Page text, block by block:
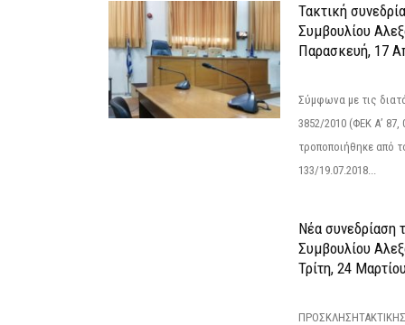
Τακτική
Συμβουλίου
Παρασκευή, 17
Σύμφωνα με τις
3852/2010 (ΦΕΚ Α’ 87,
τροποποιήθηκε από
133/19.07.2018...
Νέα συνεδρίαση
Συμβουλίου
Τρίτη, 24